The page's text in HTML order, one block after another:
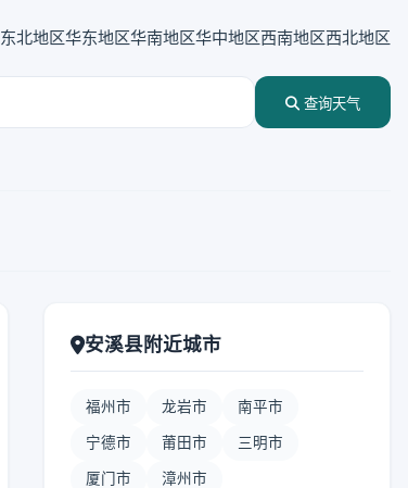
东北地区华东地区华南地区华中地区西南地区西北地区
查询天气
安溪县附近城市
福州市 龙岩市 南平市
宁德市 莆田市 三明市
厦门市 漳州市